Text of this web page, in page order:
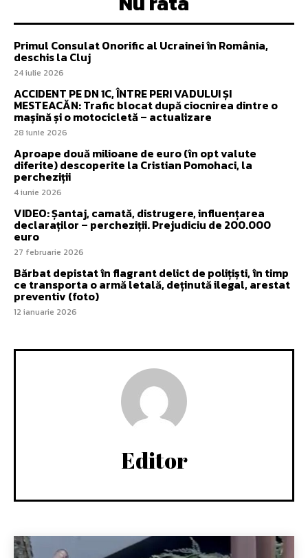
Primul Consulat Onorific al Ucrainei în România,
deschis la Cluj
24 iulie 2026
ACCIDENT PE DN 1C, ÎNTRE PERI VADULUI ȘI
MESTEACĂN: Trafic blocat după ciocnirea dintre o
mașină și o motocicletă – actualizare
28 iunie 2026
Aproape două milioane de euro (în opt valute
diferite) descoperite la Cristian Pomohaci, la
percheziții
4 iunie 2026
VIDEO: Șantaj, camată, distrugere, influențarea
declaraților – percheziții. Prejudiciu de 200.000
euro
27 februarie 2026
Bărbat depistat în flagrant delict de polițiști, în timp
ce transporta o armă letală, deținută ilegal, arestat
preventiv (foto)
12 ianuarie 2026
Editor